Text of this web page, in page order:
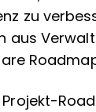
zu
aus
Projekt-